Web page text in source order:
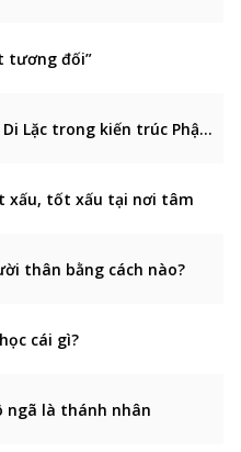
tương đối”
Biểu pháp của Bồ Tát Di Lặc trong kiến trúc Phật giáo
xấu, tốt xấu tại nơi tâm
thân bằng cách nào?
cái gì?
ngã là thánh nhân